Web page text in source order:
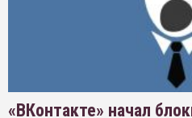
«ВКонтакте» начал